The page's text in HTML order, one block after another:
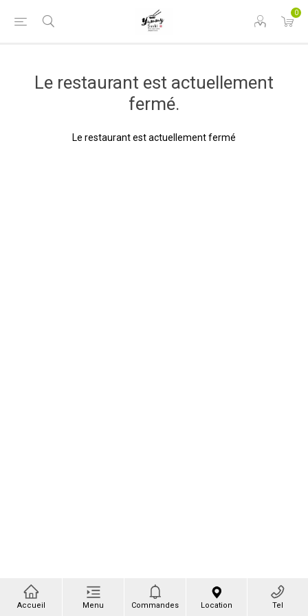
0
Le restaurant est actuellement
fermé.
Le restaurant est actuellement fermé
Accueil Menu Commandes Location Tel